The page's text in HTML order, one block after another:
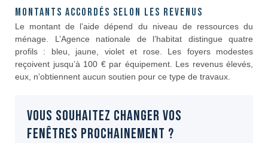
Montants accordés selon les revenus
Le montant de l’aide dépend du niveau de ressources du
ménage. L’Agence nationale de l’habitat distingue quatre
profils : bleu, jaune, violet et rose. Les foyers modestes
reçoivent jusqu’à 100 € par équipement. Les revenus élevés,
eux, n’obtiennent aucun soutien pour ce type de travaux.
VOUS SOUHAITEZ CHANGER VOS
FENÊTRES PROCHAINEMENT ?